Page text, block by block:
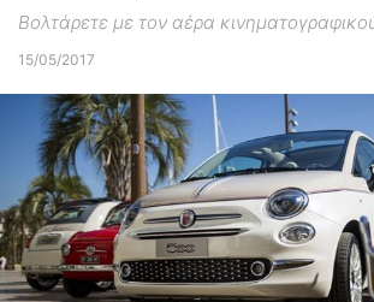
Βολτάρετε με τον αέρα
15/05/2017